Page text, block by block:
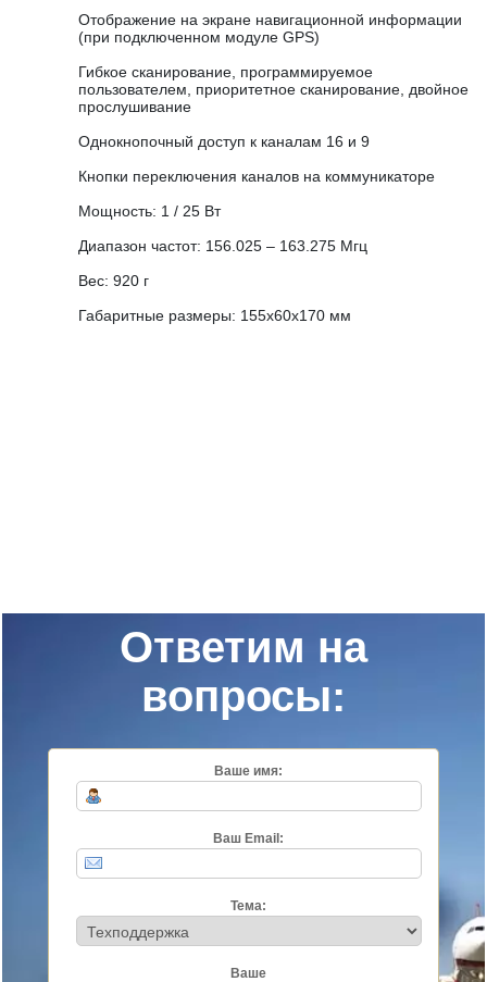
Отображение на экране навигационной информации
(при подключенном модуле GPS)
Гибкое сканирование, программируемое
пользователем, приоритетное сканирование, двойное
прослушивание
Однокнопочный доступ к каналам 16 и 9
Кнопки переключения каналов на коммуникаторе
Мощность: 1 / 25 Вт
Диапазон частот: 156.025 – 163.275 Мгц
Вес: 920 г
Габаритные размеры: 155х60х170 мм
Ответим на
вопросы:
Ваше имя:
Ваш Email:
Тема:
Ваше